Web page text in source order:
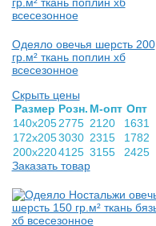
Одеяло овечья шерсть 200
гр.м² ткань поплин хб
всесезонное
Скрыть цены
Раз­мер Розн. М-опт Опт
140х205 2775 2120
1631
172х2053030 2315
1782
200х2204125 3155
2425
Заказать товар